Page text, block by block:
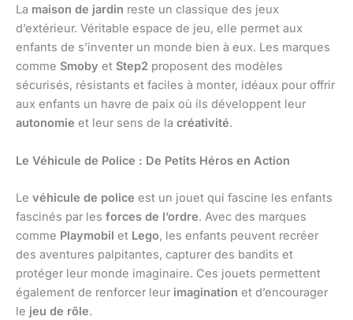
La maison de jardin reste un classique des jeux
d’extérieur. Véritable espace de jeu, elle permet aux
enfants de s’inventer un monde bien à eux. Les marques
comme Smoby et Step2 proposent des modèles
sécurisés, résistants et faciles à monter, idéaux pour offrir
aux enfants un havre de paix où ils développent leur
autonomie et leur sens de la créativité.
Le Véhicule de Police : De Petits Héros en Action
Le véhicule de police est un jouet qui fascine les enfants
fascinés par les forces de l’ordre. Avec des marques
comme Playmobil et Lego, les enfants peuvent recréer
des aventures palpitantes, capturer des bandits et
protéger leur monde imaginaire. Ces jouets permettent
également de renforcer leur imagination et d’encourager
le jeu de rôle.